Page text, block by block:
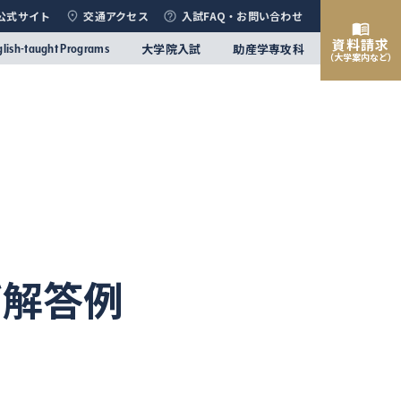
式サイト 交通アクセス 入試FAQ・お問い合わせ
taught Programs 大学院入試 助産学専攻科 資料請求
（大学案内など）
答例